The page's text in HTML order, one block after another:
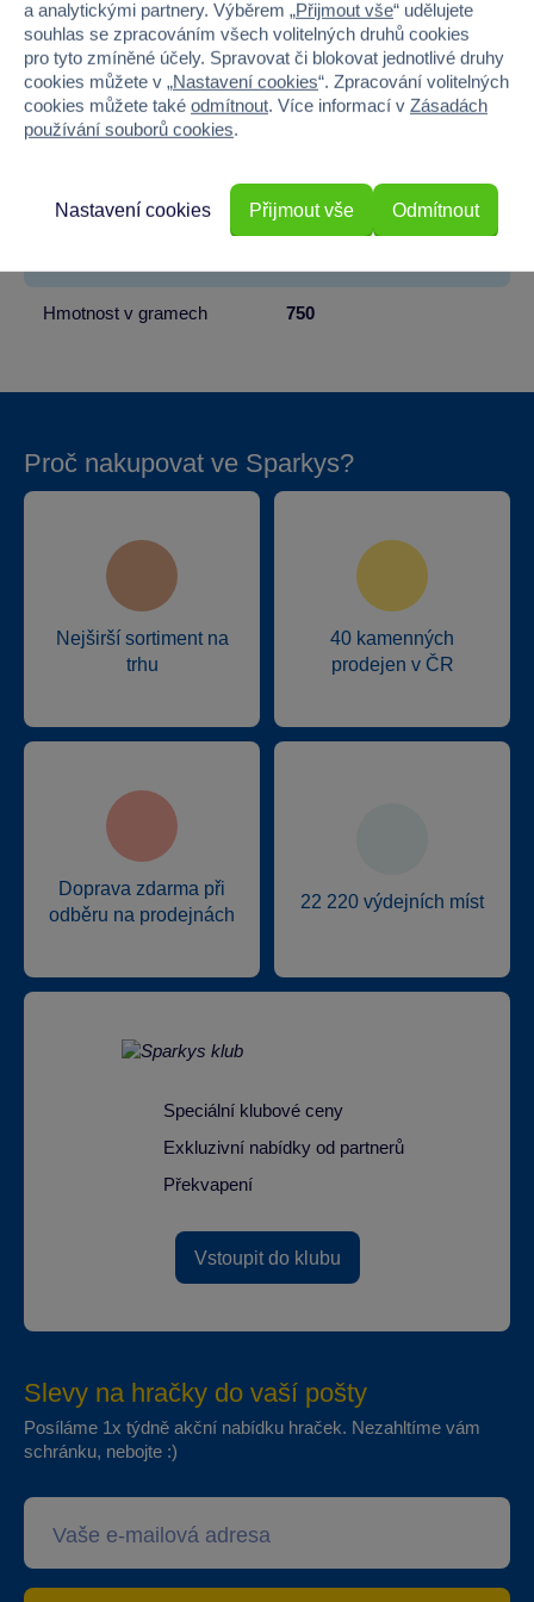
Pohlaví HOLKA, KLUK
Materiál PAPÍR
Výška 24.2
Hmotnost v gramech 750
Proč nakupovat ve Sparkys?
Nejširší sortiment na
trhu
40 kamenných
prodejen v ČR
Doprava zdarma při
odběru na prodejnách
22 220 výdejních míst
Speciální klubové ceny
Exkluzivní nabídky od partnerů
Překvapení
Vstoupit do klubu
Slevy na hračky do vaší pošty
Posíláme 1x týdně akční nabídku hraček. Nezahltíme vám
schránku, nebojte :)
a analytickými partnery. Výběrem „Přijmout vše“ udělujete
souhlas se zpracováním všech volitelných druhů cookies
pro tyto zmíněné účely. Spravovat či blokovat jednotlivé druhy
cookies můžete v „Nastavení cookies“. Zpracování volitelných
cookies můžete také odmítnout. Více informací v Zásadách
používání souborů cookies.
Odmítnout
Nastavení cookies Přijmout vše